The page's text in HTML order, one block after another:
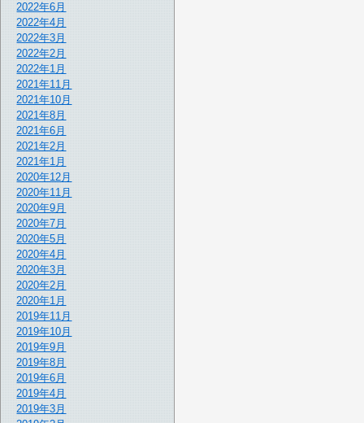
2022年6月
2022年4月
2022年3月
2022年2月
2022年1月
2021年11月
2021年10月
2021年8月
2021年6月
2021年2月
2021年1月
2020年12月
2020年11月
2020年9月
2020年7月
2020年5月
2020年4月
2020年3月
2020年2月
2020年1月
2019年11月
2019年10月
2019年9月
2019年8月
2019年6月
2019年4月
2019年3月